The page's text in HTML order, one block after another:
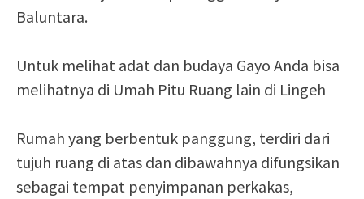
Baluntara.
Untuk melihat adat dan budaya Gayo Anda bisa
melihatnya di Umah Pitu Ruang lain di Lingeh
Rumah yang berbentuk panggung, terdiri dari
tujuh ruang di atas dan dibawahnya difungsikan
sebagai tempat penyimpanan perkakas,